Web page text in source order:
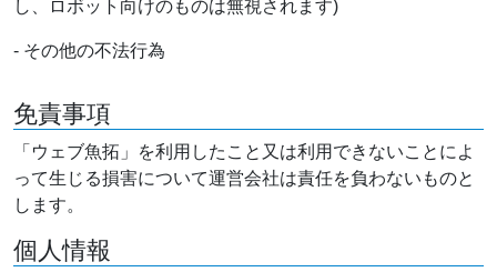
し、ロボット向けのものは無視されます)
- その他の不法行為
免責事項
「ウェブ魚拓」を利用したこと又は利用できないことによ
って生じる損害について運営会社は責任を負わないものと
します。
個人情報